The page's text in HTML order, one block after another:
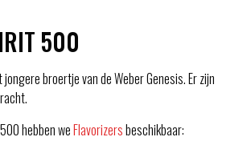
500
broertje van de Weber Genesis. Er zijn
hebben weFlavorizersbeschikbaar: